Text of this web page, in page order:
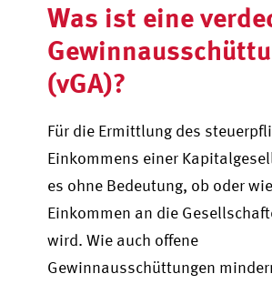
Was ist eine
(vGA)?
Für die Ermittlung des
Einkommens einer
es ohne Bedeutung, ob oder
Einkommen an die
wird. Wie auch offene
Gewinnausschüttungen